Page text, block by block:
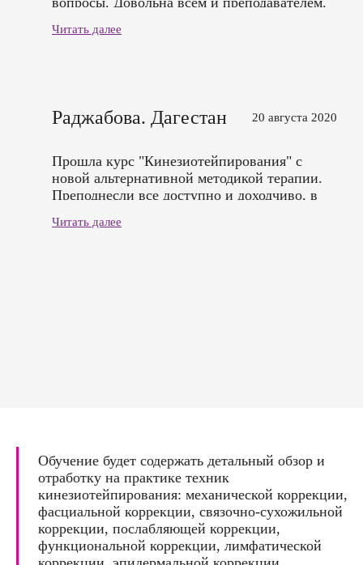
Читать далее
Раджабова. Дагестан 20 августа 2020
Прошла курс "Кинезиотейпирования" с
новой альтернативной методикой терапии.
Преподнесли все доступно и доходчиво, в
Администрацию Центра и преподавателя за
Читать далее
Обучение будет содержать детальный обзор и
отработку на практике техник
кинезиотейпирования: механической коррекции,
фасциальной коррекции, связочно-сухожильной
коррекции, послабляющей коррекции,
функциональной коррекции, лимфатической